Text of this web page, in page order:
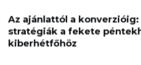
Az ajánlattól a
stratégiák a fekete
kiberhétfőhöz